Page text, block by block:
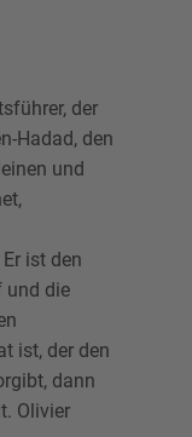
der
Hadad, den
und
ist den
und die
ist, der den
dann
Olivier